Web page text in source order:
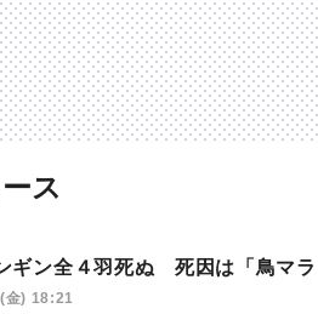
ス
ギン全４羽死ぬ 死因は「鳥マ
金) 18:21